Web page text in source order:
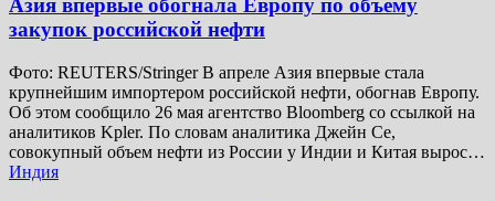
Азия впервые обогнала Европу по объему
закупок российской нефти
Фото: REUTERS/Stringer В апреле Азия впервые стала
крупнейшим импортером российской нефти, обогнав Европу.
Об этом сообщило 26 мая агентство Bloomberg со ссылкой на
аналитиков Kpler. По словам аналитика Джейн Се,
совокупный объем нефти из России у Индии и Китая вырос…
Индия